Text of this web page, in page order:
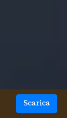
Scarica